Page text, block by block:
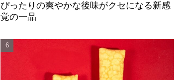
ぴったりの爽やかな後味がクセになる新感
覚の一品